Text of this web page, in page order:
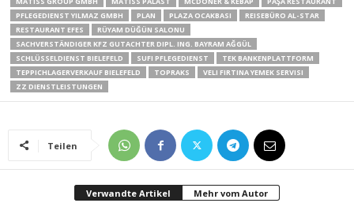
PFLEGEDIENST YILMAZ GMBH
PLAN PLAZA OCAKBASI
REISEBÜRO AL-STAR
RESTAURANT EFES
RÜYAM DÜĞÜN SALONU
SACHVERSTÄNDIGER KFZ GUTACHTER DIPL. ING. BAYRAM AĞGÜL
SCHLÜSSELDIENST BIELEFELD
SUFI PFLEGEDIENST
TEK BANKENPLATTFORM
TEPPICHLAGERVERKAUF BIELEFELD
TOPRAKS
VELI FIRTINA YEMEK SERVISI
ZZ DIENSTLEISTUNGEN
Teilen
Verwandte Artikel Mehr vom Autor